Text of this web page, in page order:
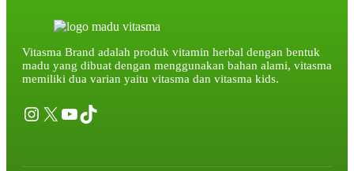
Vitasma Brand adalah produk vitamin herbal dengan bentuk
madu yang dibuat dengan menggunakan bahan alami, vitasma
memiliki dua varian yaitu vitasma dan vitasma kids.
Instagram
X YouTube
TikTok